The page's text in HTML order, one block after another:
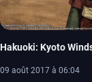
Hakuoki: Kyoto
09 août 2017 à 06:04